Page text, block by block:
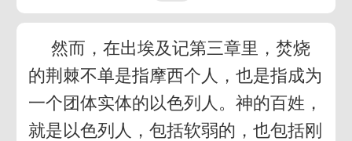
然而，在出埃及记第三章里，焚烧
的荆棘不单是指摩西个人，也是指成为
一个团体实体的以色列人。神的百姓，
就是以色列人，包括软弱的，也包括刚